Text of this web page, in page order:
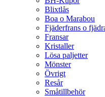
Blixtlås
Boa o Marabou
Fjäderfrans o
Fransar
Kristaller
Lösa paljetter
Mönster
Övrigt
Resår
Småtillbehör